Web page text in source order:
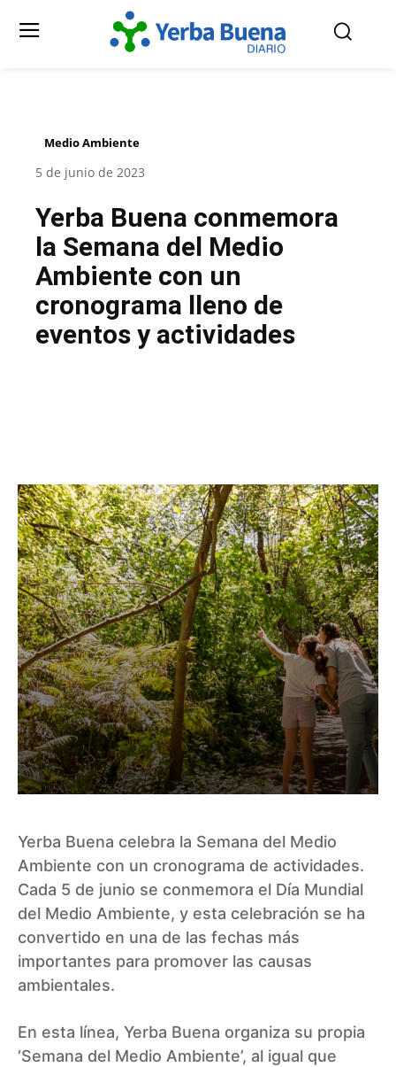
Medio Ambiente
5 de junio de 2023
Yerba Buena conmemora
la Semana del Medio
Ambiente con un
cronograma lleno de
eventos y actividades
Yerba Buena celebra la Semana del Medio
Ambiente con un cronograma de actividades.
Cada 5 de junio se conmemora el Día Mundial
del Medio Ambiente, y esta celebración se ha
convertido en una de las fechas más
importantes para promover las causas
ambientales.
En esta línea, Yerba Buena organiza su propia
‘Semana del Medio Ambiente’, al igual que